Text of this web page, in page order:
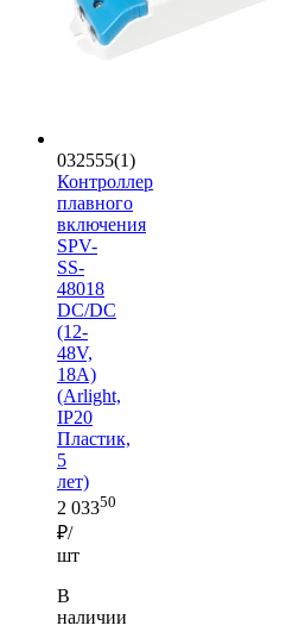
032555(1)
Контроллер
плавного
включения
SPV-
SS-
48018
DC/DC
(12-
48V,
18A)
(Arlight,
IP20
Пластик,
5
лет)
2 03350
₽/
шт
В
наличии